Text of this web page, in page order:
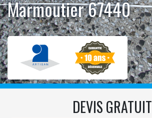
Marmoutier 67440
DEVIS GRATUIT